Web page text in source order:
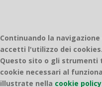
Continuando la
accetti l'utilizzo dei cookies.
Questo sito o gli
cookie necessari al
illustrate nella cookie policy